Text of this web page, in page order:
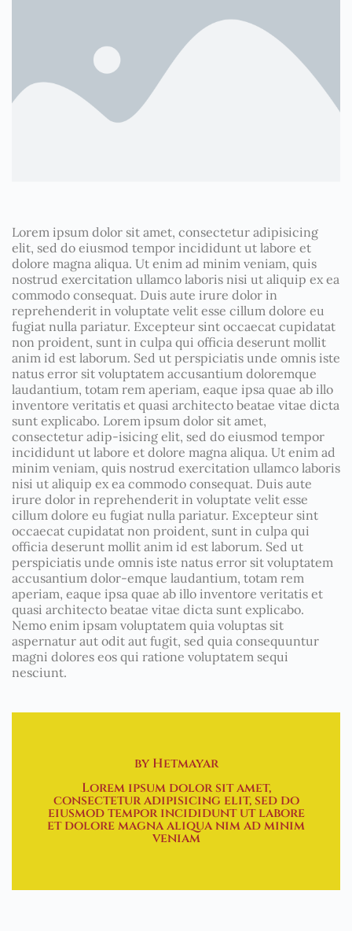
Lorem ipsum dolor sit amet, consectetur adipisicing
elit, sed do eiusmod tempor incididunt ut labore et
dolore magna aliqua. Ut enim ad minim veniam, quis
nostrud exercitation ullamco laboris nisi ut aliquip ex ea
commodo consequat. Duis aute irure dolor in
reprehenderit in voluptate velit esse cillum dolore eu
fugiat nulla pariatur. Excepteur sint occaecat cupidatat
non proident, sunt in culpa qui officia deserunt mollit
anim id est laborum. Sed ut perspiciatis unde omnis iste
natus error sit voluptatem accusantium doloremque
laudantium, totam rem aperiam, eaque ipsa quae ab illo
inventore veritatis et quasi architecto beatae vitae dicta
sunt explicabo. Lorem ipsum dolor sit amet,
consectetur adip-isicing elit, sed do eiusmod tempor
incididunt ut labore et dolore magna aliqua. Ut enim ad
minim veniam, quis nostrud exercitation ullamco laboris
nisi ut aliquip ex ea commodo consequat. Duis aute
irure dolor in reprehenderit in voluptate velit esse
cillum dolore eu fugiat nulla pariatur. Excepteur sint
occaecat cupidatat non proident, sunt in culpa qui
officia deserunt mollit anim id est laborum. Sed ut
perspiciatis unde omnis iste natus error sit voluptatem
accusantium dolor-emque laudantium, totam rem
aperiam, eaque ipsa quae ab illo inventore veritatis et
quasi architecto beatae vitae dicta sunt explicabo.
Nemo enim ipsam voluptatem quia voluptas sit
aspernatur aut odit aut fugit, sed quia consequuntur
magni dolores eos qui ratione voluptatem sequi
nesciunt.
by Hetmayar
Lorem ipsum dolor sit amet,
consectetur adipisicing elit, sed do
eiusmod tempor incididunt ut labore
et dolore magna aliqua nim ad minim
veniam